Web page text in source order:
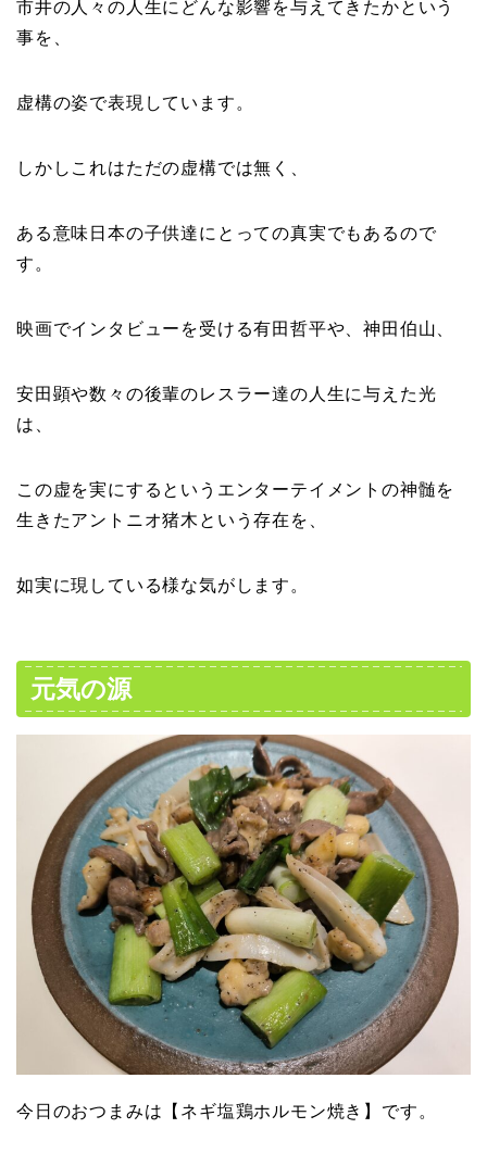
市井の人々の人生にどんな影響を与えてきたかという
事を、
虚構の姿で表現しています。
しかしこれはただの虚構では無く、
ある意味日本の子供達にとっての真実でもあるので
す。
映画でインタビューを受ける有田哲平や、神田伯山、
安田顕や数々の後輩のレスラー達の人生に与えた光
は、
この虚を実にするというエンターテイメントの神髄を
生きたアントニオ猪木という存在を、
如実に現している様な気がします。
元気の源
今日のおつまみは【ネギ塩鶏ホルモン焼き】です。